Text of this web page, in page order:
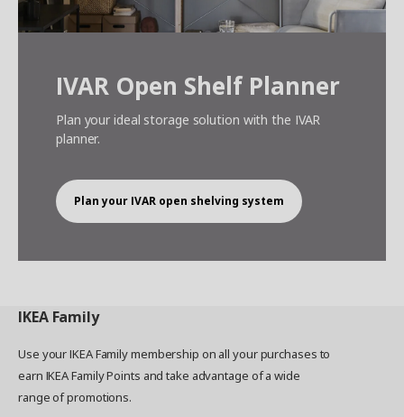
IVAR Open Shelf Planner
Plan your ideal storage solution with the IVAR
planner.
Plan your IVAR open shelving system
IKEA Family
Use your IKEA Family membership on all your purchases to
earn IKEA Family Points and take advantage of a wide
range of promotions.